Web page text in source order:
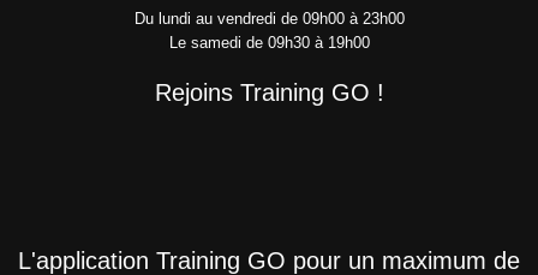
Du lundi au vendredi de 09h00 à 23h00
Le samedi de 09h30 à 19h00
Rejoins Training GO !
L'application Training GO pour un maximum de